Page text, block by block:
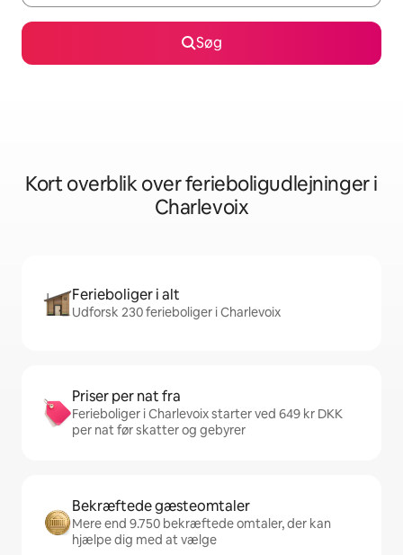
Søg
Kort overblik over ferieboligudlejninger i
Charlevoix
Ferieboliger i alt
Udforsk 230 ferieboliger i Charlevoix
Priser per nat fra
Ferieboliger i Charlevoix starter ved 649 kr DKK
per nat før skatter og gebyrer
Bekræftede gæsteomtaler
Mere end 9.750 bekræftede omtaler, der kan
hjælpe dig med at vælge